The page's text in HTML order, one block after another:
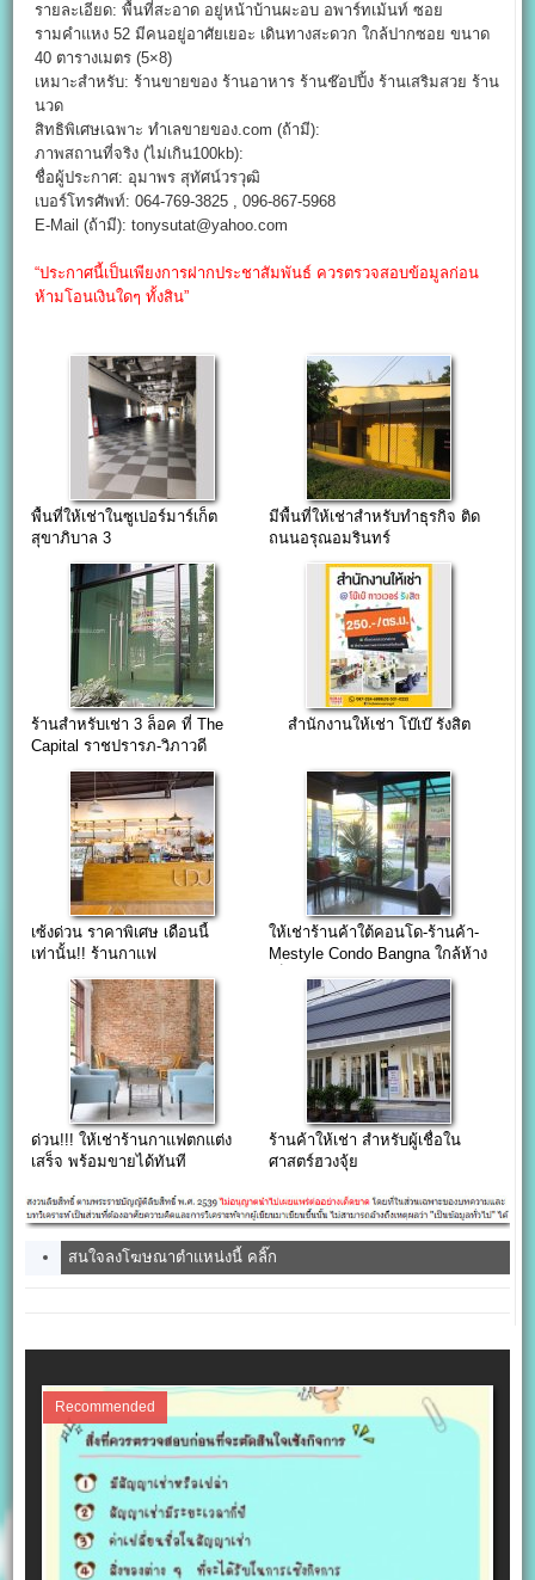
รายละเอียด: พื้นที่สะอาด อยู่หน้าบ้านผะอบ อพาร์ทเม้นท์ ซอย
รามคำแหง 52 มีคนอยู่อาศัยเยอะ เดินทางสะดวก ใกล้ปากซอย ขนาด
40 ตารางเมตร (5×8)
เหมาะสำหรับ: ร้านขายของ ร้านอาหาร ร้านช๊อปปิ้ง ร้านเสริมสวย ร้าน
นวด
สิทธิพิเศษเฉพาะ ทำเลขายของ.com (ถ้ามี):
ภาพสถานที่จริง (ไม่เกิน100kb):
ชื่อผู้ประกาศ: อุมาพร สุทัศน์วรวุฒิ
เบอร์โทรศัพท์: 064-769-3825 , 096-867-5968
E-Mail (ถ้ามี): tonysutat@yahoo.com
“ประกาศนี้เป็นเพียงการฝากประชาสัมพันธ์ ควรตรวจสอบข้อมูลก่อน
ห้ามโอนเงินใดๆ ทั้งสิน”
พื้นที่ให้เช่าในซูเปอร์มาร์เก็ต
สุขาภิบาล 3
มีพื้นที่ให้เช่าสำหรับทำธุรกิจ ติด
ถนนอรุณอมรินทร์
ร้านสําหรับเช่า 3 ล็อค ที่ The
Capital ราชปรารภ-วิภาวดี
สำนักงานให้เช่า โบ๊เบ๊ รังสิต
เซ้งด่วน ราคาพิเศษ เดือนนี้
เท่านั้น!! ร้านกาแฟ
รามคำแหง112
ให้เช่าร้านค้าใต้คอนโด-ร้านค้า-
Mestyle Condo Bangna ใกล้ห้าง
เซ็นทรัลบางนา
ด่วน!!! ให้เช่าร้านกาแฟตกแต่ง
เสร็จ พร้อมขายได้ทันที
ร้านค้าให้เช่า สำหรับผู้เชื่อใน
ศาสตร์ฮวงจุ้ย
สนใจลงโฆษณาตำแหน่งนี้ คลิ๊ก
Recommended